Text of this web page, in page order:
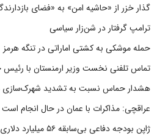
گذار خزر از «حاشیه امن» به «فضای
ترامپ گرفتار در شن‌زار سیاسی
حمله موشکی به کشتی اماراتی در تنگه هرمز
تماس تلفنی نخست وزیر ارمنستان با رئیس
هشدار حماس نسبت به تشدید شهرک‌سازی
عراقچی: مذاکرات با عمان در حال انجام است
ژاپن بودجه دفاعی بی‌سابقه ۵۶ میلیارد دلاری را در نظر دارد